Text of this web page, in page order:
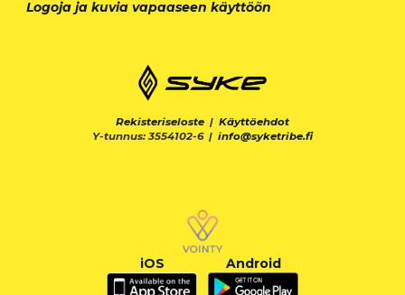
Logoja ja kuvia vapaaseen käyttöön
Rekisteriseloste | Käyttöehdot
Y-tunnus: 3554102-6 | info@syketribe.fi
iOS Android